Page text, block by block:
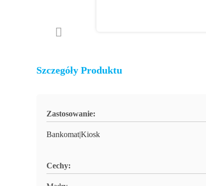
Szczegóły Produktu
Zastosowanie:
Bankomat|Kiosk
Cechy: